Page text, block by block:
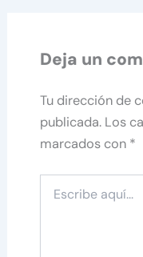
Deja un
Tu dirección de
publicada. Los
marcados con *
aquí...